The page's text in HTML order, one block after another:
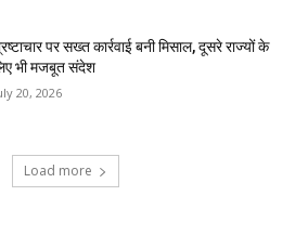
पर सख्त कार्रवाई बनी मिसाल, दूसरे राज्यों के
भी मजबूत संदेश
20, 2026
Load more